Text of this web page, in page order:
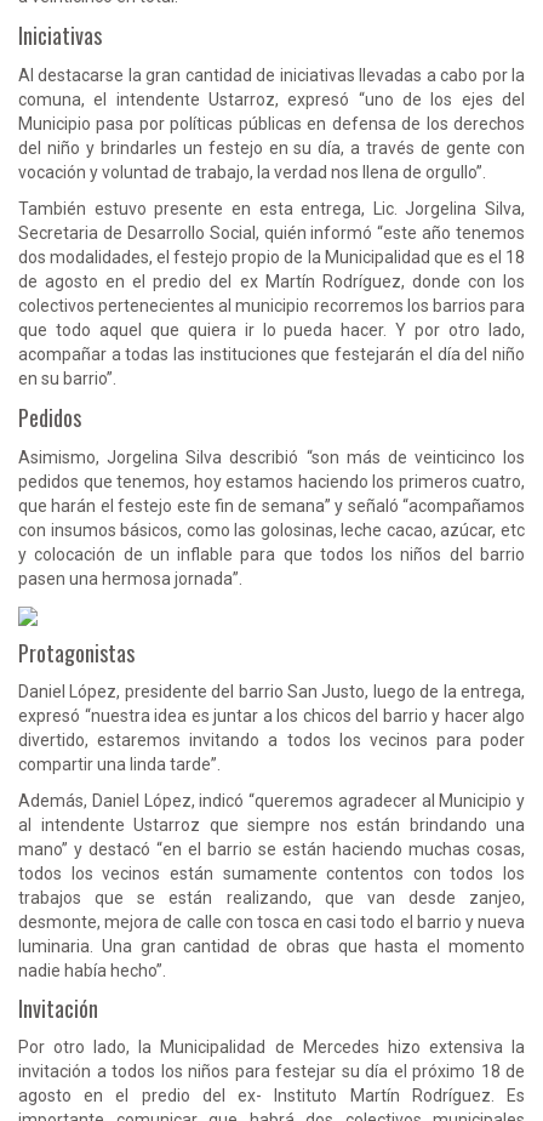
Iniciativas
Al destacarse la gran cantidad de iniciativas llevadas a cabo por la
comuna, el intendente Ustarroz, expresó “uno de los ejes del
Municipio pasa por políticas públicas en defensa de los derechos
del niño y brindarles un festejo en su día, a través de gente con
vocación y voluntad de trabajo, la verdad nos llena de orgullo”.
También estuvo presente en esta entrega, Lic. Jorgelina Silva,
Secretaria de Desarrollo Social, quién informó “este año tenemos
dos modalidades, el festejo propio de la Municipalidad que es el 18
de agosto en el predio del ex Martín Rodríguez, donde con los
colectivos pertenecientes al municipio recorremos los barrios para
que todo aquel que quiera ir lo pueda hacer. Y por otro lado,
acompañar a todas las instituciones que festejarán el día del niño
en su barrio”.
Pedidos
Asimismo, Jorgelina Silva describió “son más de veinticinco los
pedidos que tenemos, hoy estamos haciendo los primeros cuatro,
que harán el festejo este fin de semana” y señaló “acompañamos
con insumos básicos, como las golosinas, leche cacao, azúcar, etc
y colocación de un inflable para que todos los niños del barrio
pasen una hermosa jornada”.
Protagonistas
Daniel López, presidente del barrio San Justo, luego de la entrega,
expresó “nuestra idea es juntar a los chicos del barrio y hacer algo
divertido, estaremos invitando a todos los vecinos para poder
compartir una linda tarde”.
Además, Daniel López, indicó “queremos agradecer al Municipio y
al intendente Ustarroz que siempre nos están brindando una
mano” y destacó “en el barrio se están haciendo muchas cosas,
todos los vecinos están sumamente contentos con todos los
trabajos que se están realizando, que van desde zanjeo,
desmonte, mejora de calle con tosca en casi todo el barrio y nueva
luminaria. Una gran cantidad de obras que hasta el momento
nadie había hecho”.
Invitación
Por otro lado, la Municipalidad de Mercedes hizo extensiva la
invitación a todos los niños para festejar su día el próximo 18 de
agosto en el predio del ex- Instituto Martín Rodríguez. Es